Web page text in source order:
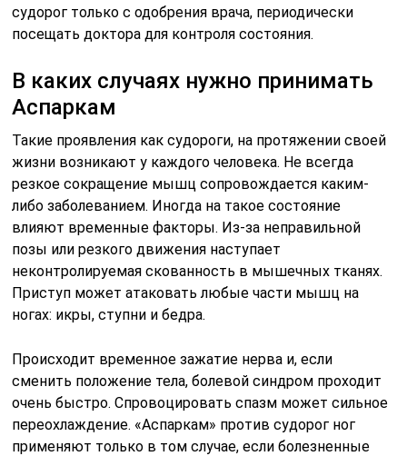
судорог только с одобрения врача, периодически
посещать доктора для контроля состояния.
В каких случаях нужно принимать
Аспаркам
Такие проявления как судороги, на протяжении своей
жизни возникают у каждого человека. Не всегда
резкое сокращение мышц сопровождается каким-
либо заболеванием. Иногда на такое состояние
влияют временные факторы. Из-за неправильной
позы или резкого движения наступает
неконтролируемая скованность в мышечных тканях.
Приступ может атаковать любые части мышц на
ногах: икры, ступни и бедра.
Происходит временное зажатие нерва и, если
сменить положение тела, болевой синдром проходит
очень быстро. Спровоцировать спазм может сильное
переохлаждение. «Аспаркам» против судорог ног
применяют только в том случае, если болезненные